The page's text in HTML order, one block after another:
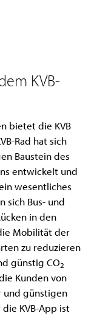
KVB-
bietet die KVB
Rad hat sich
Baustein des
entwickelt und
wesentliches
sich Bus- und
in den
Mobilität der
zu reduzieren
günstig CO2
Kunden von
und günstigen
KVB-App ist